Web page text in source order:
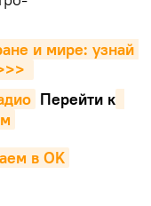
и мире: узнай
Перейти к
в OK